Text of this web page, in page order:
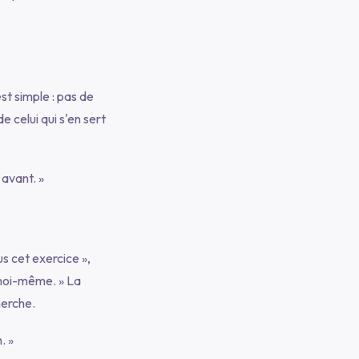
simple : pas de
celui qui s'en sert
»
cet exercice »,
même. » La
»